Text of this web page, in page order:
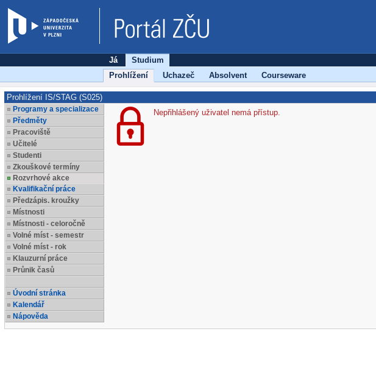
Já
Studium
Prohlížení
Uchazeč Absolvent Courseware
Prohlížení IS/STAG (S025)
Programy a specializace
Předměty
Pracoviště
Učitelé
Studenti
Zkouškové termíny
Rozvrhové akce
Kvalifikační práce
Předzápis. kroužky
Místnosti
Místnosti - celoročně
Volné míst - semestr
Volné míst - rok
Klauzurní práce
Průnik časů
Úvodní stránka
Kalendář
Nápověda
Nepřihlášený uživatel nemá přístup.